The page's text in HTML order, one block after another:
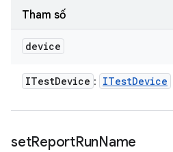
Tham số
device
ITestDevice : ITestDevice
setReportRunName